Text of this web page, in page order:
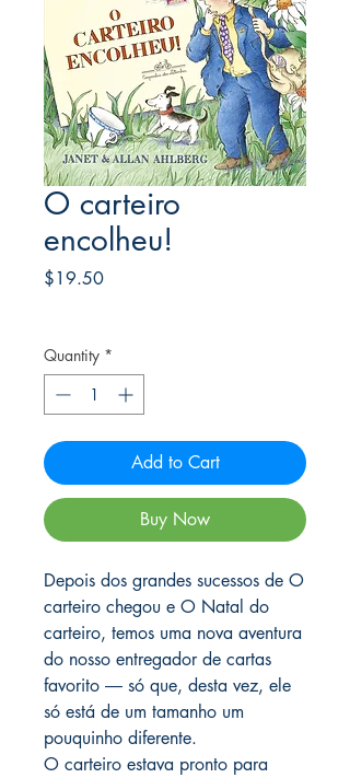
O carteiro
encolheu!
$19.50Price
Quantity *
Add to Cart
Buy Now
Depois dos grandes sucessos de O
carteiro chegou e O Natal do
carteiro, temos uma nova aventura
do nosso entregador de cartas
favorito ― só que, desta vez, ele
só está de um tamanho um
pouquinho diferente.
O carteiro estava pronto para